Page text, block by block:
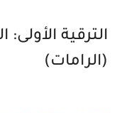
الترقية الأولى:
(الرامات)